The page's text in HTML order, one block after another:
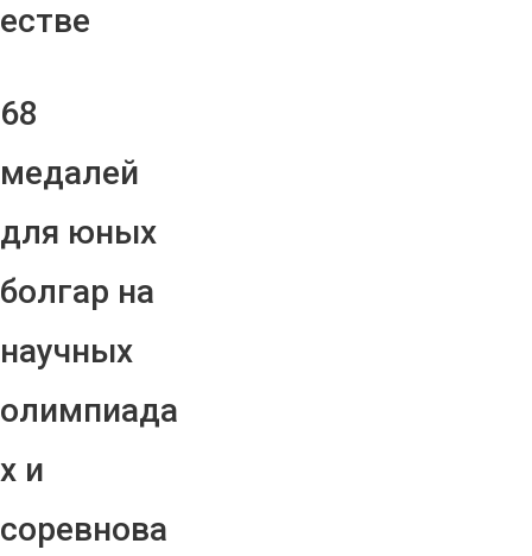
естве
68
медалей
для юных
болгар на
научных
олимпиада
х и
соревнова